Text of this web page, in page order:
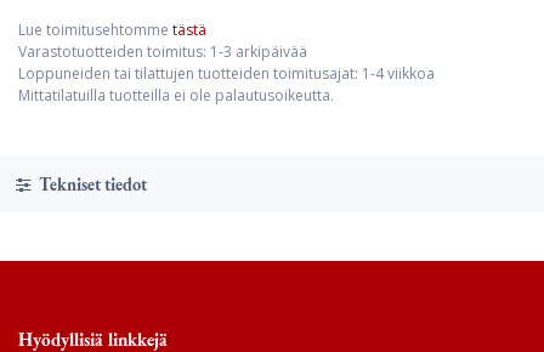
Lue toimitusehtomme tästä
Varastotuotteiden toimitus: 1-3 arkipäivää
Loppuneiden tai tilattujen tuotteiden toimitusajat: 1-4 viikkoa
Mittatilatuilla tuotteilla ei ole palautusoikeutta.
Tekniset tiedot
Hyödyllisiä linkkejä